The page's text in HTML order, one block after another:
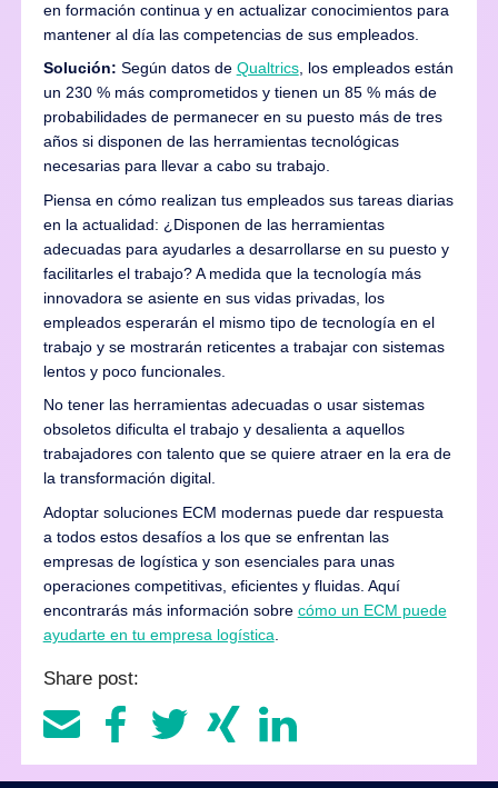
en formación continua y en actualizar conocimientos para
mantener al día las competencias de sus empleados.
Solución: Según datos de Qualtrics, los empleados están
un 230 % más comprometidos y tienen un 85 % más de
probabilidades de permanecer en su puesto más de tres
años si disponen de las herramientas tecnológicas
necesarias para llevar a cabo su trabajo.
Piensa en cómo realizan tus empleados sus tareas diarias
en la actualidad: ¿Disponen de las herramientas
adecuadas para ayudarles a desarrollarse en su puesto y
facilitarles el trabajo? A medida que la tecnología más
innovadora se asiente en sus vidas privadas, los
empleados esperarán el mismo tipo de tecnología en el
trabajo y se mostrarán reticentes a trabajar con sistemas
lentos y poco funcionales.
No tener las herramientas adecuadas o usar sistemas
obsoletos dificulta el trabajo y desalienta a aquellos
trabajadores con talento que se quiere atraer en la era de
la transformación digital.
Adoptar soluciones ECM modernas puede dar respuesta
a todos estos desafíos a los que se enfrentan las
empresas de logística y son esenciales para unas
operaciones competitivas, eficientes y fluidas. Aquí
encontrarás más información sobre cómo un ECM puede
ayudarte en tu empresa logística
Share post: